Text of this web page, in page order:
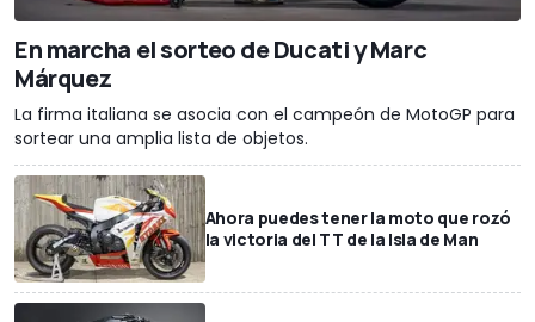
En marcha el sorteo de Ducati y Marc
Márquez
La firma italiana se asocia con el campeón de MotoGP para
sortear una amplia lista de objetos.
Ahora puedes tener la moto que rozó
la victoria del TT de la Isla de Man